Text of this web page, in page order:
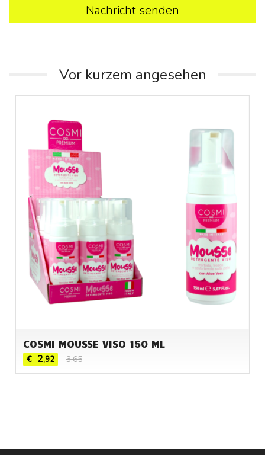
Nachricht senden
Vor kurzem angesehen
COSMI MOUSSE VISO 150 ML
€ 2,92 3,65